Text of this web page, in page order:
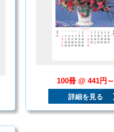
100冊 @ 441円～
詳細を見る